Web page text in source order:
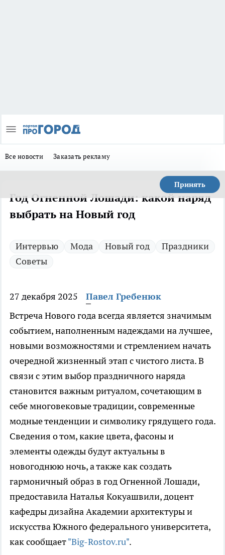
Все новости Заказать рекламу
Принять
Год Огненной Лошади: какой наряд
выбрать на Новый год
Интервью Мода Новый год
Праздники
Советы
27 декабря 2025
Павел Гребенюк
Встреча Нового года всегда является значимым
событием, наполненным надеждами на лучшее,
новыми возможностями и стремлением начать
очередной жизненный этап с чистого листа. В
связи с этим выбор праздничного наряда
становится важным ритуалом, сочетающим в
себе многовековые традиции, современные
модные тенденции и символику грядущего года.
Сведения о том, какие цвета, фасоны и
элементы одежды будут актуальны в
новогоднюю ночь, а также как создать
гармоничный образ в год Огненной Лошади,
предоставила Наталья Кокуашвили, доцент
кафедры дизайна Академии архитектуры и
искусства Южного федерального университета,
как сообщает"Big-Rostov.ru".